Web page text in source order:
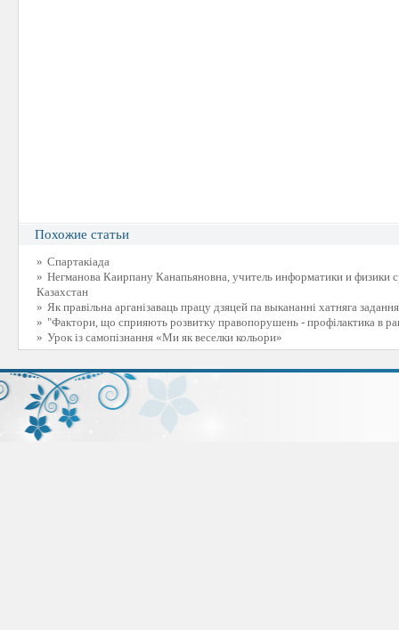
Похожие статьи
» Спартакіада
» Негманова Каирпану Канапьяновна, учитель информатики и физики
Казахстан
» Як правільна арганізаваць працу дзяцей па выкананні хатняга задання
» "Фактори, що сприяють розвитку правопорушень - профілактика в
» Урок із самопізнання «Ми як веселки кольори»